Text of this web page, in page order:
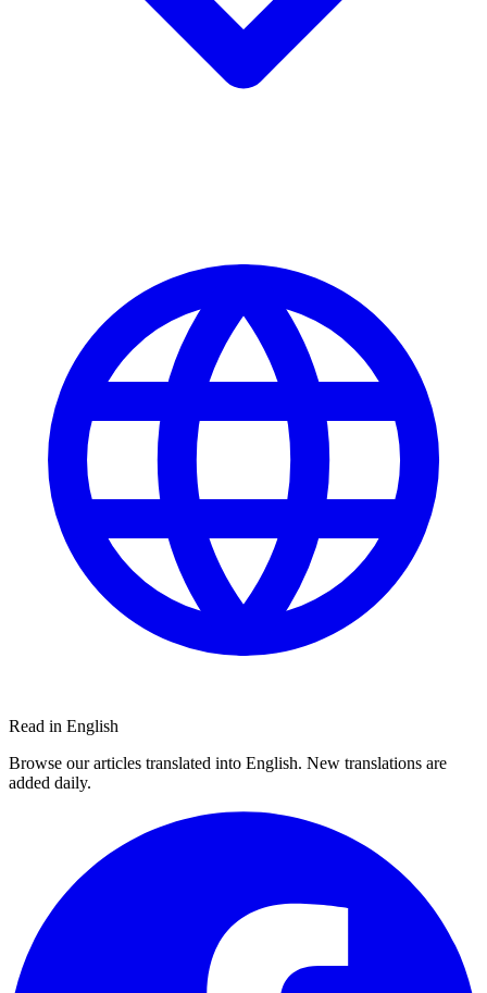
Read in English
Browse our articles translated into English. New translations are
added daily.